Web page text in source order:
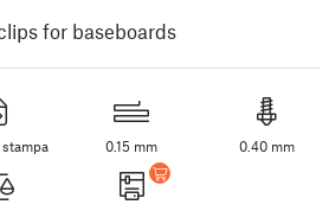
for baseboards
0.15 mm 0.40 mm